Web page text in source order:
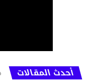
أحدث المقالات